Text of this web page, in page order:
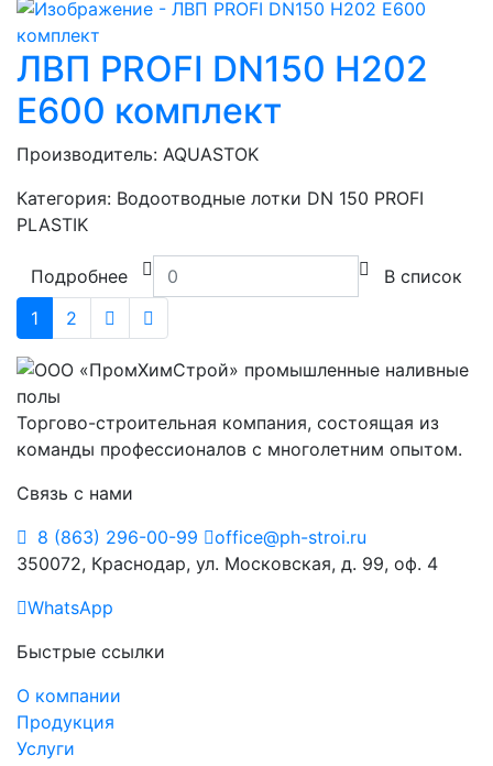
ЛВП PROFI DN150 H202
E600 комплект
Производитель: AQUASTOK
Категория: Водоотводные лотки DN 150 PROFI
PLASTIK
Подробнее
В список
1
2
Торгово-строительная компания, состоящая из
команды профессионалов с многолетним опытом.
Связь с нами
8 (863) 296-00-99
office@ph-stroi.ru
350072, Краснодар, ул. Московская, д. 99, оф. 4
WhatsApp
Быстрые ссылки
О компании
Продукция
Услуги